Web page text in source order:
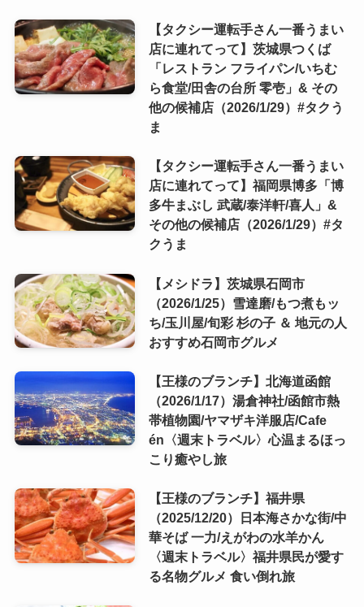
【タクシー運転手さん一番うまい
店に連れてって】茨城県つくば
「レストラン フライパン/いちむ
ら食堂/田舎の台所 零壱」& その
他の候補店（2026/1/29）#タクう
ま
【タクシー運転手さん一番うまい
店に連れてって】福岡県博多「博
多牛まぶし 武蔵/泰洋軒/喜人」&
その他の候補店（2026/1/29）#タ
クうま
【メシドラ】茨城県石岡市
（2026/1/25）雪達磨/もつ煮もッ
ち/玉川屋/旬彩 杉の子 ＆ 地元の人
おすすめ石岡市グルメ
【王様のブランチ】北海道函館
（2026/1/17）湯倉神社/函館市熱
帯植物園/ヤマザキ洋服店/Cafe
én〈週末トラベル〉心温まるほっ
こり癒やし旅
【王様のブランチ】福井県
（2025/12/20）日本海さかな街/中
華そば 一力/えがわの水羊かん
〈週末トラベル〉福井県民が愛す
る名物グルメ 食い倒れ旅